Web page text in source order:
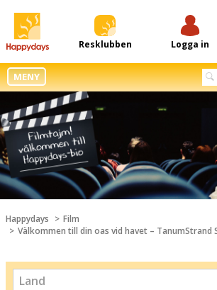
Resklubben Logga in
MENY
Happydays
Film
Välkommen till din oas vid havet – TanumStrand
Land